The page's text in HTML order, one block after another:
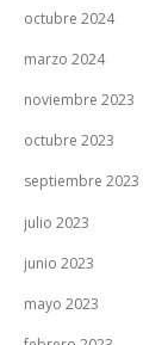
octubre 2024
marzo 2024
noviembre 2023
octubre 2023
septiembre 2023
julio 2023
junio 2023
mayo 2023